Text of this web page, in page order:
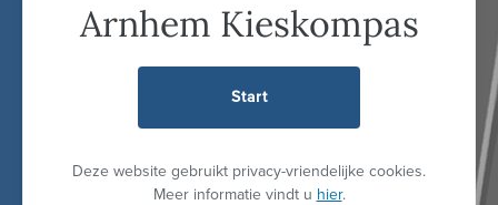
Arnhem Kieskompas
Start
Deze website gebruikt privacy-vriendelijke cookies.
Meer informatie vindt u hier.